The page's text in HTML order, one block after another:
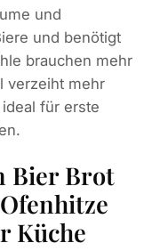
und
und benötigt
brauchen mehr
verzeiht mehr
für erste
Bier Brot
Küche